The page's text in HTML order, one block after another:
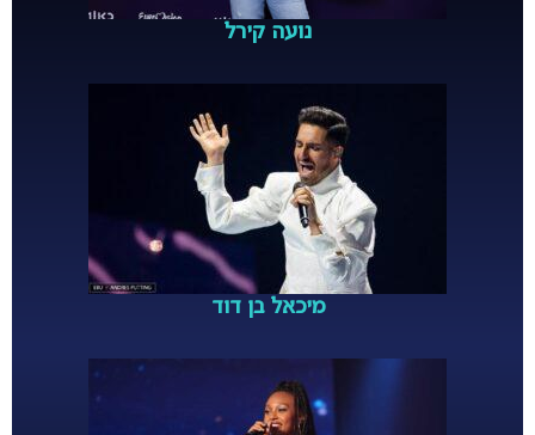
נועה קירל
מיכאל בן דוד